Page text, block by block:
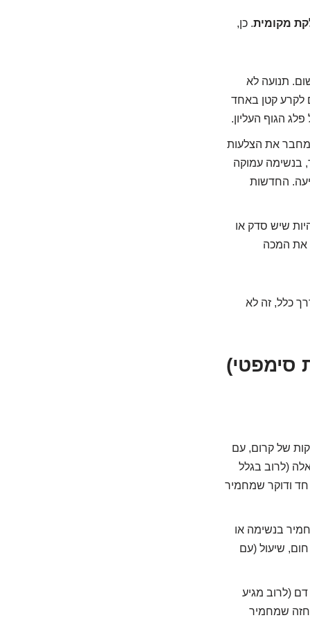
מקומית. כן,
תנועה לא
לקרע קטן באחד
הגוף העליון.
את הצלעות
בנשימה עמוקה
החדשות
שיש סדק או
את המכה
כלל, זה לא
סימפטי)
של קרום, עם
(לרוב בגלל
חד ודוקר שמחמיר
בנשימה או
שיעול (עם
(לרוב מגיע
בחזה שמחמיר